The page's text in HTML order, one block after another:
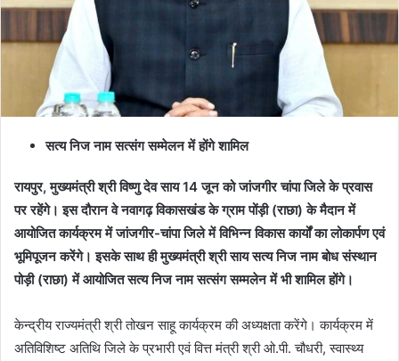
सत्य निज नाम सत्संग सम्मेलन में होंगे शामिल
रायपुर, मुख्यमंत्री श्री विष्णु देव साय 14 जून को जांजगीर चांपा जिले के प्रवास
पर रहेंगे। इस दौरान वे नवागढ़ विकासखंड के ग्राम पोंड़ी (राछा) के मैदान में
आयोजित कार्यक्रम में जांजगीर-चांपा जिले में विभिन्न विकास कार्यों का लोकार्पण एवं
भूमिपूजन करेंगे। इसके साथ ही मुख्यमंत्री श्री साय सत्य निज नाम बोध संस्थान
पोड़ी (राछा) में आयोजित सत्य निज नाम सत्संग सम्मलेन में भी शामिल होंगे।
केन्द्रीय राज्यमंत्री श्री तोखन साहू कार्यक्रम की अध्यक्षता करेंगे। कार्यक्रम में
अतिविशिष्ट अतिथि जिले के प्रभारी एवं वित्त मंत्री श्री ओ.पी. चौधरी, स्वास्थ्य